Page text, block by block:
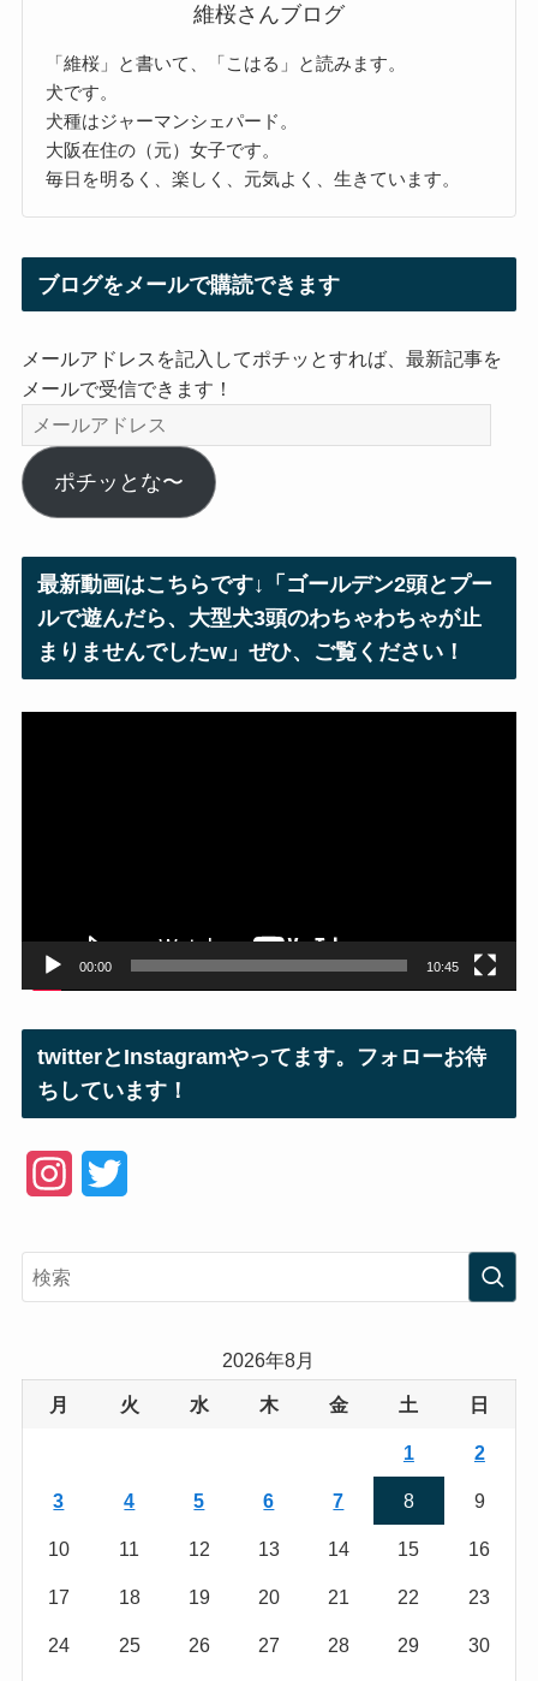
維桜さんブログ
「維桜」と書いて、「こはる」と読みます。
犬です。
犬種はジャーマンシェパード。
大阪在住の（元）女子です。
毎日を明るく、楽しく、元気よく、生きています。
ブログをメールで購読できます
メールアドレスを記入してポチッとすれば、最新記事を
メールで受信できます！
メ
ー
ル
ア
ス
ポチッとな〜
最新動画はこちらです↓「ゴールデン2頭とプー
ルで遊んだら、大型犬3頭のわちゃわちゃが止
まりませんでしたw」ぜひ、ご覧ください！
00:00 10:45
twitterとInstagramやってます。フォローお待
ちしています！
e
2026年8月
月 火 水 木 金 土 日
1 2
3 4 5 6 7 8 9
10 11 12 13 14 15 16
17 18 19 20 21 22 23
24 25 26 27 28 29 30